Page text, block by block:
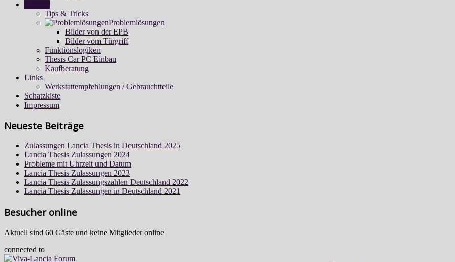
Tips & Tricks
Problemlösungen
Bilder von der EPB
Bilder vom Türgriff
Funktionslogiken
Thesis Car PC Einbau
Kaufberatung
Links
Werkstattempfehlungen / Gebrauchtteile
Schatzkiste
Impressum
Neueste Beiträge
Zulassungen Lancia Thesis in Deutschland 2025
Lancia Thesis Zulassungen 2024
Probleme mit Uhrzeit und Datum
Lancia Thesis Zulassungen 2023
Lancia Thesis Zulassungszahlen Deutschland 2022
Lancia Thesis Zulassungen in Deutschland 2021
Besucher online
Aktuell sind 60 Gäste und keine Mitglieder online
connected to